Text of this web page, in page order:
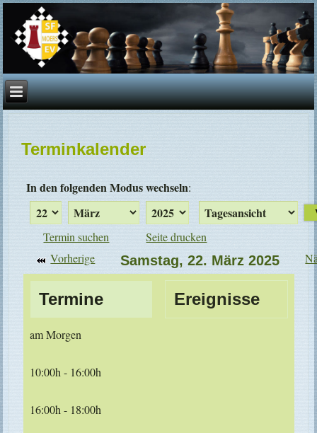
Terminkalender
In den folgenden Modus wechseln:
Termin suchen
Seite drucken
Vorherige
Samstag, 22. März 2025
Termine
am Morgen
10:00h - 16:00h
16:00h - 18:00h
Ereignisse